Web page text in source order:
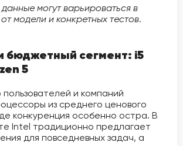
могут варьироваться в
модели и конкретных тестов.
бюджетный сегмент: i5
5
и компаний
из среднего ценового
конкуренция особенно остра. В
Intel традиционно предлагает
для повседневных задач, а